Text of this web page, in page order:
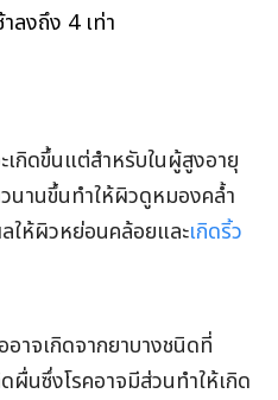
ลงถึง 4 เท่า
เกิดขึ้นแต่สำหรับในผู้สูงอายุ
นานขึ้นทำให้ผิวดูหมองคล้ำ
ให้ผิวหย่อนคล้อยและเกิดริ้ว
าจเกิดจากยาบางชนิดที่
ดผื่นซึ่งโรคอาจมีส่วนทำให้เกิด